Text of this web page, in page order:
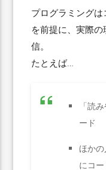
プログラミング
を前提に、実際
信。
たとえば…
「読
ード
ほか
にコ